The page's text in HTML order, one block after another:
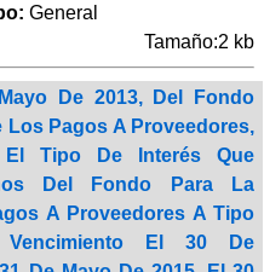
General
Tamaño:2 kb
De 2013, Del Fondo
Los Pagos A Proveedores,
Tipo De Interés Que
Del Fondo Para La
A Proveedores A Tipo
Vencimiento El 30 De